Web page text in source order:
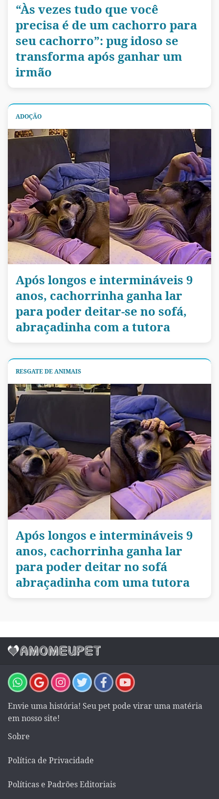
“Às vezes tudo que você
precisa é de um cachorro para
seu cachorro”: pug idoso se
transforma após ganhar um
irmão
ADOÇÃO
Após longos e intermináveis 9
anos, cachorrinha ganha lar
para poder deitar-se no sofá,
abraçadinha com a tutora
RESGATE DE ANIMAIS
Após longos e intermináveis 9
anos, cachorrinha ganha lar
para poder deitar no sofá
abraçadinha com uma tutora
Envie uma história! Seu pet pode virar uma matéria
em nosso site!
Sobre
Política de Privacidade
Políticas e Padrões Editoriais